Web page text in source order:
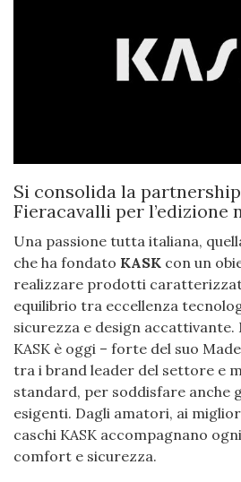
Si consolida la
Fieracavalli per l’edizione
Una passione tutta italiana,
che ha fondato KASK con un
realizzare prodotti
equilibrio tra eccellenza
sicurezza e design accattivante.
KASK è oggi – forte del suo
tra i brand leader del settore e
standard, per soddisfare anche
esigenti. Dagli amatori, ai
caschi KASK accompagnano
comfort e sicurezza.